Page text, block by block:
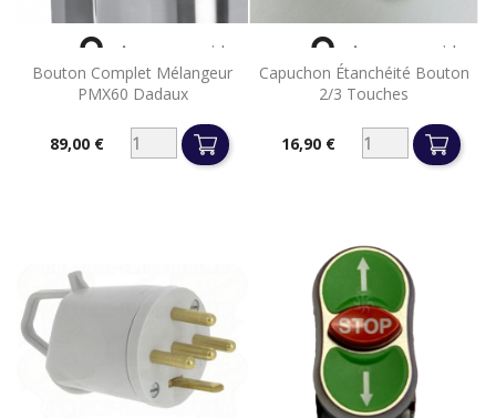
Bouton Complet Mélangeur
PMX60 Dadaux
Prix89,00 €
 Aperçu rapide
Capuchon Étanchéité Bouton
2/3 Touches
16,90 €
 Aperçu rapide